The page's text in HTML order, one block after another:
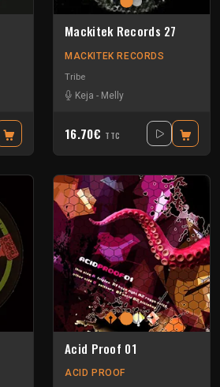
Mackitek Records 27
MACKITEK RECORDS
Tribe
Keja - Melly
16.70€ TTC
Acid Proof 01
ACID PROOF